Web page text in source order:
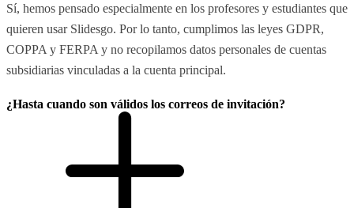
Sí, hemos pensado especialmente en los profesores y estudiantes que
quieren usar Slidesgo. Por lo tanto, cumplimos las leyes GDPR,
COPPA y FERPA y no recopilamos datos personales de cuentas
subsidiarias vinculadas a la cuenta principal.
¿Hasta cuando son válidos los correos de invitación?